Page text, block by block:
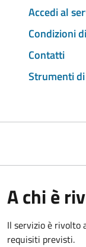
Accedi al
Condizioni
Contatti
Strumenti
A chi è
Il servizio è rivolto
requisiti previsti.